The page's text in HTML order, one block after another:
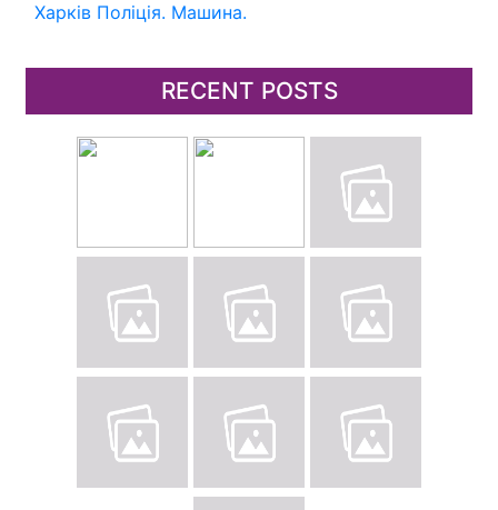
Харків Поліція. Машина.
RECENT POSTS